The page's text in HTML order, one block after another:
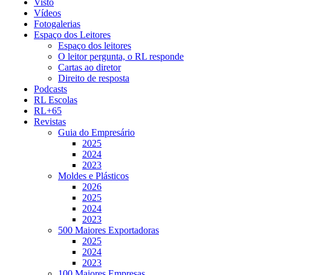
Vídeos
Fotogalerias
Espaço dos Leitores
Espaço dos leitores
O leitor pergunta, o RL responde
Cartas ao diretor
Direito de resposta
Podcasts
RL Escolas
RL+65
Revistas
Guia do Empresário
2025
2024
2023
Moldes e Plásticos
2026
2025
2024
2023
500 Maiores Exportadoras
2025
2024
2023